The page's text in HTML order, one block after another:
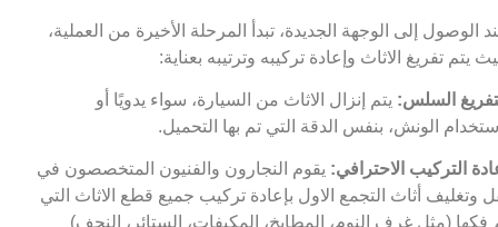
الوصول إلى الوجهة الجديدة، تبدأ المرحلة الأخيرة من العملية،
يتم تفريغ الاثاث وإعادة تركيبه وترتيبه بعناية:
السلس: يتم إنزال الاثاث من السيارة، سواء يدويًا أو
الونش، بنفس الدقة التي تم بها التحميل.
التركيب الاحترافي: يقوم النجارون والفنيون المتخصصون في
وتغليف أثاث التجمع الاول بإعادة تركيب جميع قطع الاثاث التي
فكها (مثل غرف النوم، المطابخ، المكيفات، الستائر، النجف)